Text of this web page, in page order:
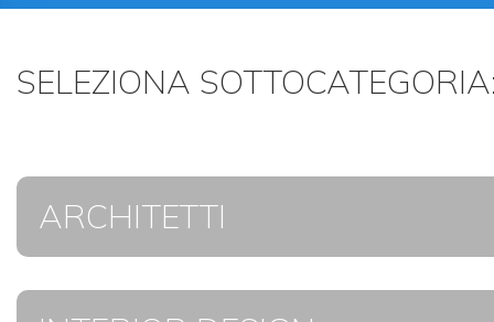
SELEZIONA
ARCHITETTI